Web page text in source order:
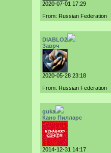
2020-07-01 17:29
From: Russian Federation
DIABLO2
Заврч
2020-05-28 23:18
From: Russian Federation
guka
Кано Пилларс
2014-12-31 14:17